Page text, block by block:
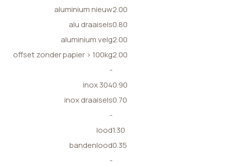
aluminium nieuw2.00
alu draaisels0.80
aluminium velg2.00
offset zonder papier > 100kg2.00
-
inox 3040.90
inox draaisels0.70
-
lood1.30
bandenlood0.35
-